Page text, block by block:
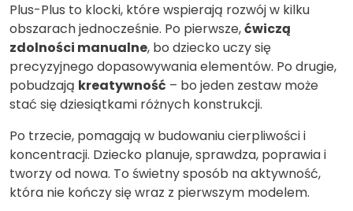
Plus-Plus to klocki, które wspierają rozwój w kilku
obszarach jednocześnie. Po pierwsze,ćwiczą
zdolności manualne, bo dziecko uczy się
precyzyjnego dopasowywania elementów. Po drugie,
pobudzają kreatywność – bo jeden zestaw może
stać się dziesiątkami różnych konstrukcji.
Po trzecie, pomagają w budowaniu cierpliwości i
koncentracji. Dziecko planuje, sprawdza, poprawia i
tworzy od nowa. To świetny sposób na aktywność,
która nie kończy się wraz z pierwszym modelem.